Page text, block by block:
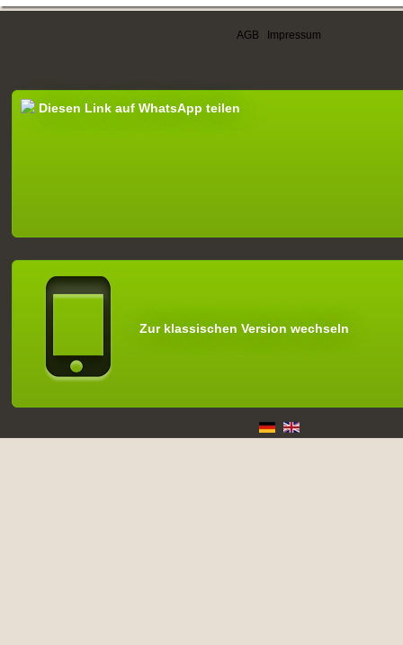
AGB Impressum
Diesen Link auf WhatsApp teilen
Zur klassischen Version wechseln